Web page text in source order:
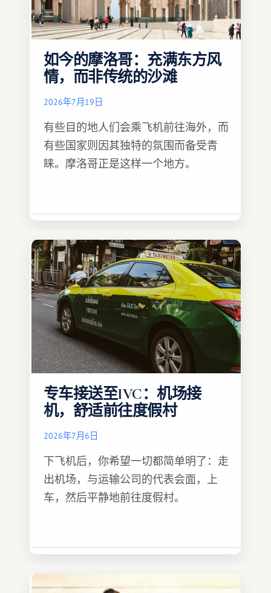
如今的摩洛哥：充满东方风
情，而非传统的沙滩
2026年7月19日
有些目的地人们会乘飞机前往海外，而
有些国家则因其独特的氛围而备受青
睐。摩洛哥正是这样一个地方。
专车接送至IVC：机场接
机，舒适前往度假村
2026年7月6日
下飞机后，你希望一切都简单明了：走
出机场，与运输公司的代表会面，上
车，然后平静地前往度假村。